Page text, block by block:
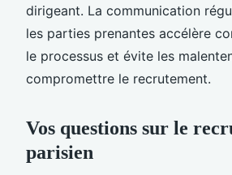
dirigeant. La communication
les parties prenantes accélère
le processus et évite les
compromettre le recrutement.
Vos questions sur le
parisien